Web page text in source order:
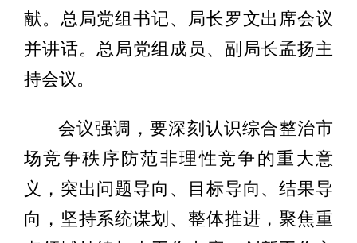
献。总局党组书记、局长罗文出席会议
并讲话。总局党组成员、副局长孟扬主
持会议。
会议强调，要深刻认识综合整治市
场竞争秩序防范非理性竞争的重大意
义，突出问题导向、目标导向、结果导
向，坚持系统谋划、整体推进，聚焦重